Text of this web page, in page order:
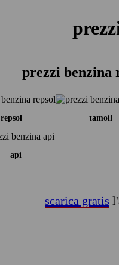
prezzi benzina
repsol tamoil
api
scarica gratis